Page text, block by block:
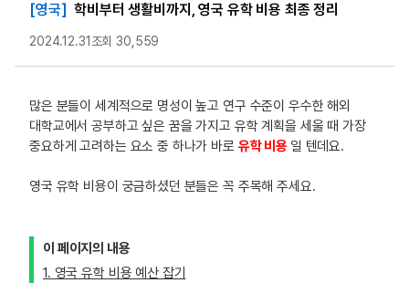
[영국] 학비부터 생활비까지, 영국 유학 비용 최종 정리
2024.12.31 조회 30,559
많은 분들이 세계적으로 명성이 높고 연구 수준이 우수한 해외
대학교에서 공부하고 싶은 꿈을 가지고 유학 계획을 세울 때 가장
중요하게 고려하는 요소 중 하나가 바로 유학 비용 일 텐데요.
영국 유학 비용이 궁금하셨던 분들은 꼭 주목해 주세요.
이 페이지의 내용
1. 영국 유학 비용 예산 잡기